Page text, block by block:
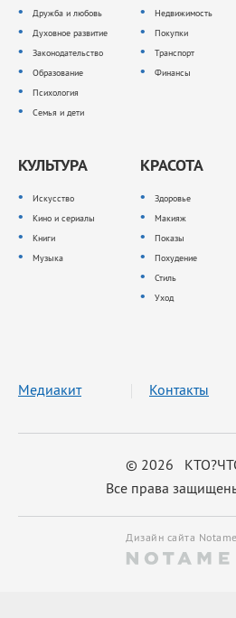
Дружба и любовь
Духовное развитие
Законодательство
Образование
Психология
Семья и дети
Недвижимость
Покупки
Транспорт
Финансы
КУЛЬТУРА
Искусство
Кино и сериалы
Книги
Музыка
КРАСОТА
Здоровье
Макияж
Показы
Похудение
Стиль
Уход
© 2026
Все права
Медиакит Контакты
Дизайн сайта